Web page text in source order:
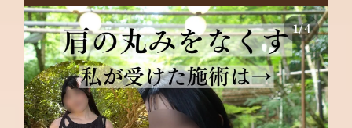
リスク/副作用：だるさ・熱感・頭痛・蕁麻
疹・痒み・むくみ・発熱・咳・冷や汗・胸痛・
吸引部の皮膚が硬くなる、凹凸になる・効果に
満足できない・施術箇所の知覚の麻痺・鈍さ、
しびれ・皮膚の色素沈着など
肩：¥148,000～
リスク/副作用：だるさ・熱感・頭痛・蕁麻
1/4